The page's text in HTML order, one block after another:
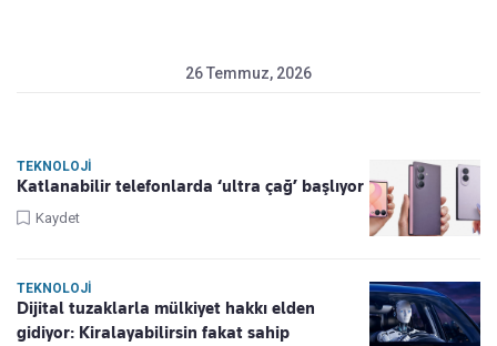
26 Temmuz, 2026
TEKNOLOJI
Katlanabilir telefonlarda ‘ultra çağ’ başlıyor
Kaydet
TEKNOLOJI
Dijital tuzaklarla mülkiyet hakkı elden
gidiyor: Kiralayabilirsin fakat sahip